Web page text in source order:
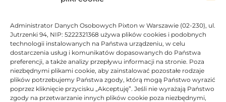
Administrator Danych Osobowych Pixton w Warszawie (02-230), ul.
Jutrzenki 94, NIP: 5222321368 używa plików cookies i podobnych
technologii instalowanych na Państwa urządzeniu, w celu
dostarczenia usług i komunikatów dopasowanych do Państwa
preferencji, a także analizy przepływu informacji na stronie. Poza
niezbędnymi plikami cookie, aby zainstalować pozostałe rodzaje
plików potrzebujemy Państwa zgody, którą mogą Państwo wyrazić
poprzez kliknięcie przycisku „Akceptuję”. Jeśli nie wyrażają Państwo
zgody na przetwarzanie innych plików cookie poza niezbędnymi,
Bęben Asarto zamiennik do
HP 828A CF364A
Oceniono0na 5
748,75 zł
Bęben Asarto zamiennik do
HP 828A CF359A
748,75zł
BRAK